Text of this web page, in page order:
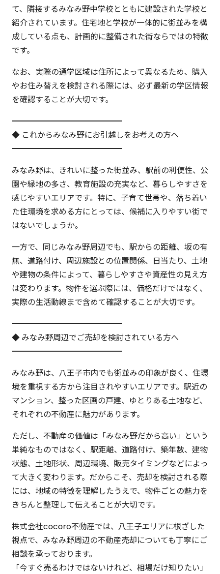
て、隣接するみなみ野中学校とともに建設された学校と
紹介されています。住宅地と学校が一体的に街並みを構
成している点も、計画的に整備された街ならではの特徴
です。
なお、実際の通学区域は住所によって異なるため、購入
やお住み替えを検討される際には、必ず最新の学区情報
を確認することが大切です。
━━━━━━━━━━━━━━
◆ これからみなみ野にお引越しをお考えの方へ
━━━━━━━━━━━━━━
みなみ野は、きれいに整った街並み、駅前の利便性、公
園や緑地の多さ、教育施設の充実など、暮らしやすさを
感じやすいエリアです。特に、子育て世帯や、落ち着い
た住環境を求める方にとっては、候補に入りやすい街で
はないでしょうか。
一方で、同じみなみ野周辺でも、駅からの距離、坂の有
無、道路付け、周辺施設との位置関係、日当たり、土地
や建物の条件によって、暮らしやすさや資産性の見え方
は変わります。物件を選ぶ際には、価格だけではなく、
実際の生活動線まで含めて確認することが大切です。
━━━━━━━━━━━━━━
◆ みなみ野周辺でご売却を検討されている方へ
━━━━━━━━━━━━━━
みなみ野は、八王子市内でも街並みの印象が良く、住環
境を重視する方から注目されやすいエリアです。駅近の
マンション、整った区画の戸建、ゆとりある土地など、
それぞれの不動産に魅力があります。
ただし、不動産の価値は「みなみ野だから高い」という
単純なものではなく、駅距離、道路付け、築年数、建物
状態、土地形状、周辺環境、販売タイミングなどによっ
て大きく変わります。だからこそ、売却を検討される際
には、地域の特徴を理解したうえで、物件ごとの魅力を
きちんと整理して伝えることが大切です。
株式会社cocoro不動産では、八王子エリアに根ざした
視点で、みなみ野周辺の不動産売却についても丁寧にご
相談を承っております。
「今すぐ売るわけではないけれど、相場だけ知りたい」